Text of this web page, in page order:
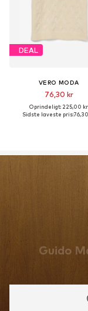
DEAL
VERO MODA
76,30 kr
Oprindeligt: 225,00 kr
Sidste laveste pris:
Guido